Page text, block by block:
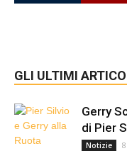
GLI ULTIMI
Gerry
di Pier
Notizie